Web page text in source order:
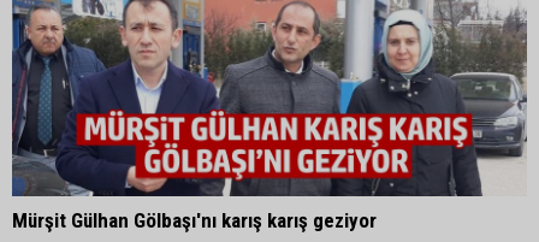
Mürşit Gülhan Gölbaşı'nı karış karış geziyor